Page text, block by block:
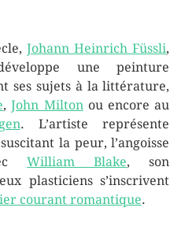
Johann Heinrich Füssli,
une peinture
ses sujets à la littérature,
,John Miltonou encore au
. L’artiste représente
la peur, l’angoisse
William Blake, son
plasticiens s’inscrivent
courant romantique.